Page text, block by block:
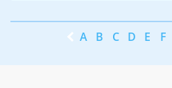
A B C D E F